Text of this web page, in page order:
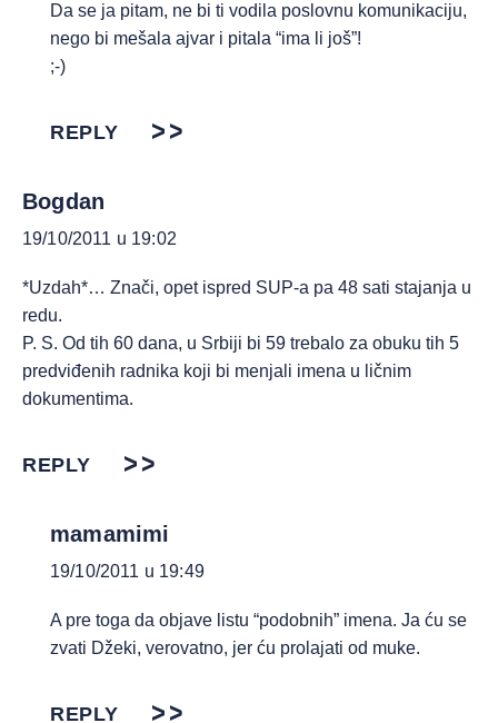
Da se ja pitam, ne bi ti vodila poslovnu komunikaciju,
nego bi mešala ajvar i pitala “ima li još”!
;-)
REPLY
Bogdan
19/10/2011 u 19:02
*Uzdah*… Znači, opet ispred SUP-a pa 48 sati stajanja u
redu.
P. S. Od tih 60 dana, u Srbiji bi 59 trebalo za obuku tih 5
predviđenih radnika koji bi menjali imena u ličnim
dokumentima.
REPLY
mamamimi
19/10/2011 u 19:49
A pre toga da objave listu “podobnih” imena. Ja ću se
zvati Džeki, verovatno, jer ću prolajati od muke.
REPLY